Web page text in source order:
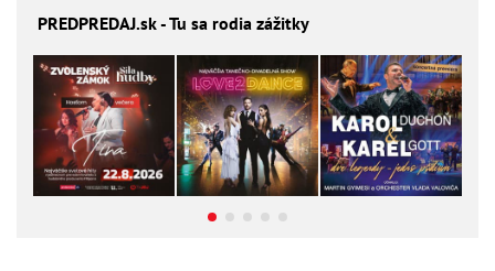
PREDPREDAJ.sk - Tu sa rodia zážitky